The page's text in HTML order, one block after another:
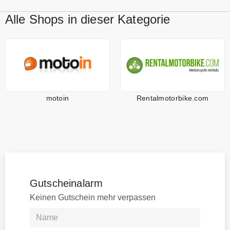
Alle Shops in dieser Kategorie
motoin Rentalmotorbike.com
Gutscheinalarm
Keinen Gutschein mehr verpassen